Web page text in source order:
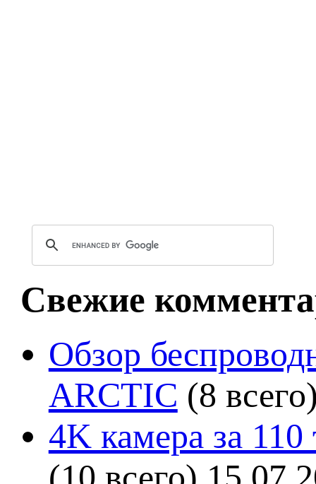
Свежие
Обзор
ARCTIC (8
4K камера за